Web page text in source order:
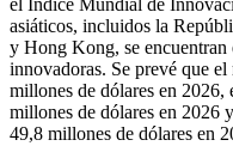
el Índice Mundial de
asiáticos, incluidos la
y Hong Kong, se encuentran
innovadoras. Se prevé que el
millones de dólares en 2026,
millones de dólares en 2026
49,8 millones de dólares en